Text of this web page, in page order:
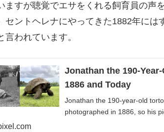
ますが聴覚でエサをくれる飼育員の声
セントヘレナにやってきた1882年に
言われています。
Jonathan the 190-
1886 and Today
Jonathan the 190-year-old
photographed in 1886, so his